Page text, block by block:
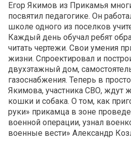
Егор Якимов из Прикамья
посвятил педагогике. Он
школе одного из поселков
Каждый день обучал ребят
читать чертежи. Свои умения
жизни. Спроектировал и
двухэтажный дом,
газоснабжения. Теперь в
Якимова, участника СВО, ждут
кошки и собака. О том, как
руки» прикамца в зоне
военной операции, узнал
военные вести» Александр